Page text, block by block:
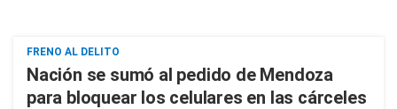
FRENO AL DELITO
Nación se sumó al pedido de Mendoza
para bloquear los celulares en las cárceles